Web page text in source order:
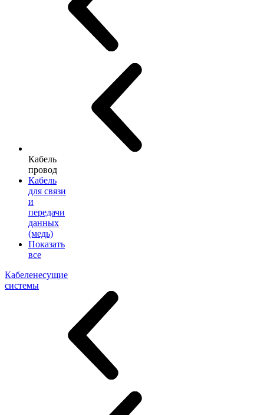
Кабель
провод
Кабель
для связи
и
передачи
данных
(медь)
Показать
все
Кабеленесущие
системы